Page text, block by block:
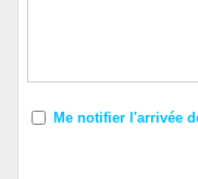
Me notifier l'arrivée